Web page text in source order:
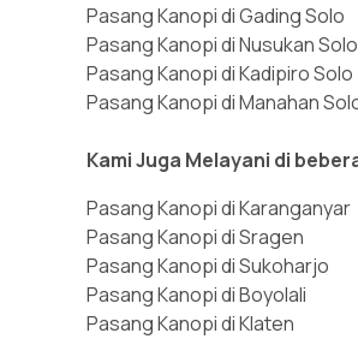
Pasang Kanopi di Gading Solo
Pasang Kanopi di Nusukan Solo
Pasang Kanopi di Kadipiro Solo
Pasang Kanopi di Manahan
Kami Juga Melayani di
Pasang Kanopi di Karanganyar
Pasang Kanopi di Sragen
Pasang Kanopi di Sukoharjo
Pasang Kanopi di Boyolali
Pasang Kanopi di Klaten